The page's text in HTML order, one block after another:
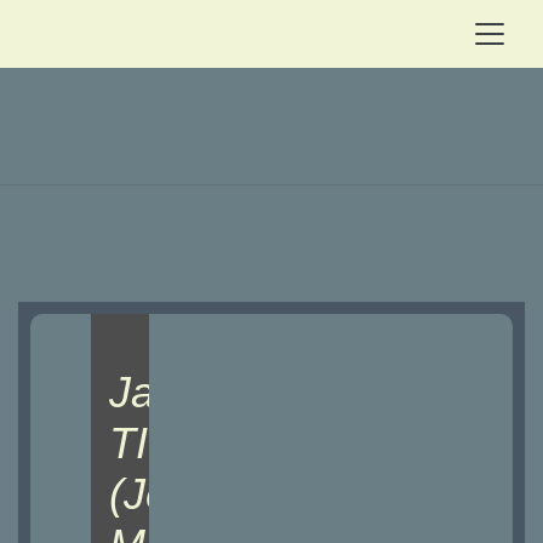
Jaime
TIO
(Jean